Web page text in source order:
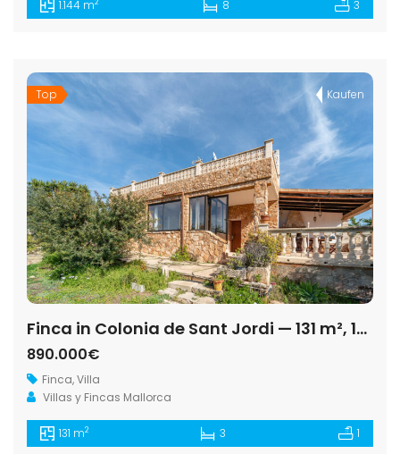
1.144 m2 8 3
Top Kaufen
Finca in Colonia de Sant Jordi — 131 m², 14.500 m², nahe Es Trenc
890.000€
Finca,Villa
Villas y Fincas Mallorca
131 m2 3 1